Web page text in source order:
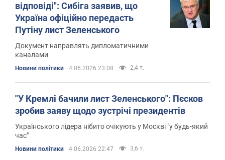
відповіді": Сибіга заявив, що
Україна офіційно передасть
Путіну лист Зеленського
Документ направлять дипломатичними
каналами
Новини політики 4.06.2026 23:08 2,4 т.
"У Кремлі бачили лист Зеленського": Пєсков
зробив заяву щодо зустрічі президентів
Українського лідера нібито очікують у Москві "у будь-який
час"
Новини політики 4.06.2026 22:47 3,6 т.